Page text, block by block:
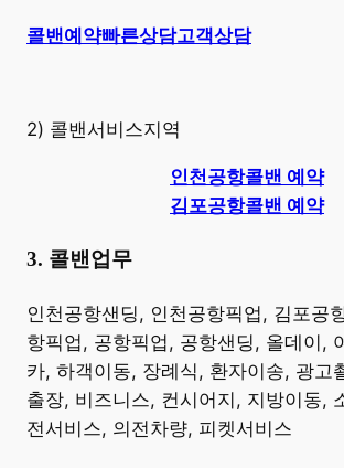
콜밴예약빠른상담고객상담
2) 콜밴서비스지역
인천공항콜밴 예약
김포공항콜밴 예약
3. 콜밴업무
인천공항샌딩, 인천공항픽업, 김포공
항픽업, 공항픽업, 공항샌딩, 올데이,
카, 하객이동, 장례식, 환자이송, 광고
출장, 비즈니스, 컨시어지, 지방이동,
전서비스, 의전차량, 피켓서비스